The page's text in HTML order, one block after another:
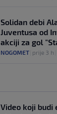
Solidan debi
Juventusa od
akciji za gol
NOGOMET prije 3 h
Video koji budi